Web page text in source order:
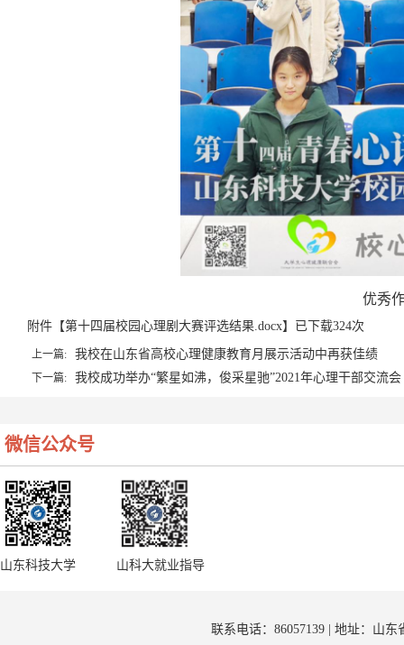
优秀
附件【第十四届校园心理剧大赛评选结果.docx】已下载324次
上一篇: 我校在山东省高校心理健康教育月展示活动中再获佳绩
下一篇: 我校成功举办“繁星如沸，俊采星驰”2021年心理干部交流会
微信公众号
山东科技大学 山科大就业指导
联系电话：86057139 | 地址：山